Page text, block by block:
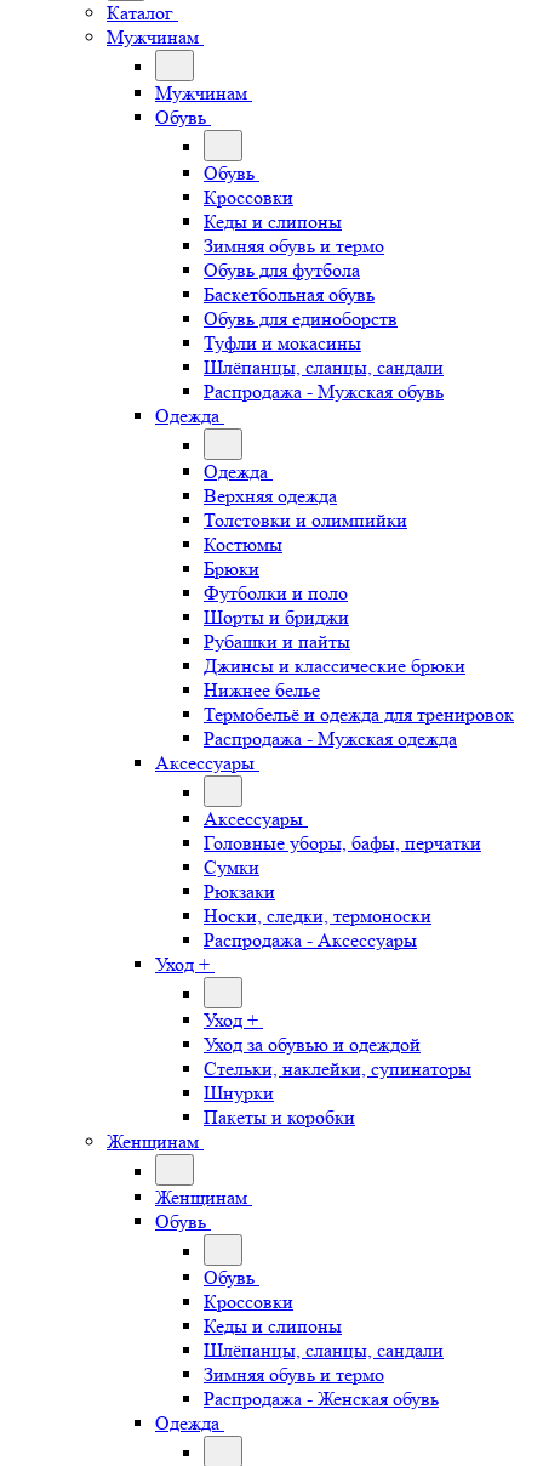
Каталог
Мужчинам
Мужчинам
Обувь
Обувь
Кроссовки
Кеды и слипоны
Зимняя обувь и термо
Обувь для футбола
Баскетбольная обувь
Обувь для единоборств
Туфли и мокасины
Шлёпанцы, сланцы, сандали
Распродажа - Мужская обувь
Одежда
Одежда
Верхняя одежда
Толстовки и олимпийки
Костюмы
Брюки
Футболки и поло
Шорты и бриджи
Рубашки и пайты
Джинсы и классические брюки
Нижнее белье
Термобельё и одежда для тренировок
Распродажа - Мужская одежда
Аксессуары
Аксессуары
Головные уборы, бафы, перчатки
Сумки
Рюкзаки
Носки, следки, термоноски
Распродажа - Аксессуары
Уход +
Уход +
Уход за обувью и одеждой
Стельки, наклейки, супинаторы
Шнурки
Пакеты и коробки
Женщинам
Женщинам
Обувь
Обувь
Кроссовки
Кеды и слипоны
Шлёпанцы, сланцы, сандали
Зимняя обувь и термо
Распродажа - Женская обувь
Одежда